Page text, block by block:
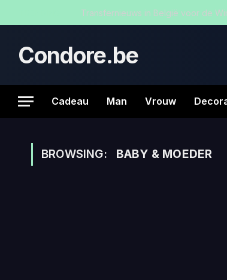
Transfernieuws in België voor de
Condore.be
Cadeau Man Vrouw
BROWSING: BABY & MOEDER